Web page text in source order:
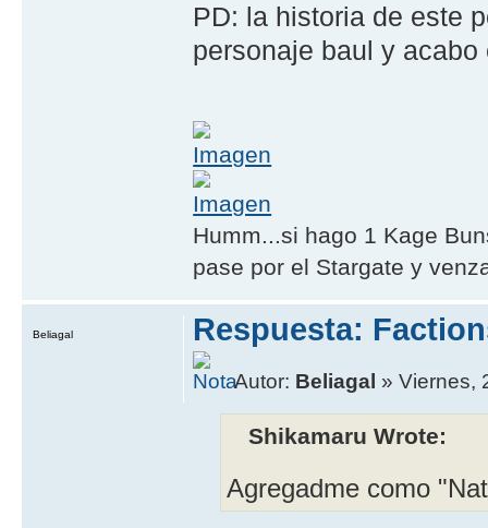
PD: la historia de este
personaje baul y
Humm...si hago 1 Kage
pase por el Stargate y
Respuesta:
Autor: Beliagal » Viernes,
Shikamaru Wrote:
Agregadme como
Beliagal